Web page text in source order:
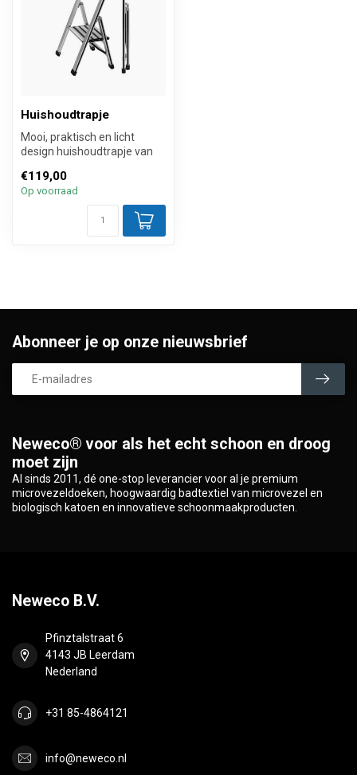
Huishoudtrapje
Mooi, praktisch en licht
design huishoudtrapje van
van...
€119,00
Op voorraad
Neweco® voor als het echt schoon en droog
moet zijn
Al sinds 2011, dé one-stop leverancier voor al je premium
microvezeldoeken, hoogwaardig badtextiel van microvezel en
biologisch katoen en innovatieve schoonmaakproducten.
Abonneer je op onze nieuwsbrief
Neweco B.V.
Pfinztalstraat 6
4143 JB Leerdam
Nederland
+31 85-4864121
info@neweco.nl